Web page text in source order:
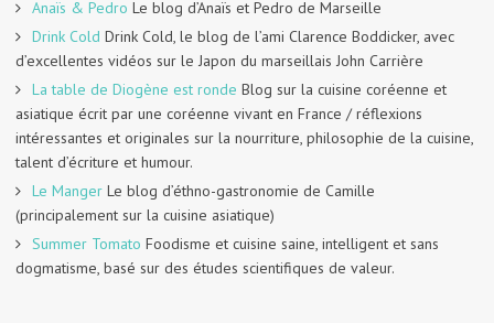
Anaïs & Pedro Le blog d’Anaïs et Pedro de Marseille
Drink Cold Drink Cold, le blog de l’ami Clarence Boddicker, avec
d’excellentes vidéos sur le Japon du marseillais John Carrière
La table de Diogène est ronde Blog sur la cuisine coréenne et
asiatique écrit par une coréenne vivant en France / réflexions
intéressantes et originales sur la nourriture, philosophie de la cuisine,
talent d’écriture et humour.
Le Manger Le blog d’éthno-gastronomie de Camille
(principalement sur la cuisine asiatique)
Summer Tomato Foodisme et cuisine saine, intelligent et sans
dogmatisme, basé sur des études scientifiques de valeur.